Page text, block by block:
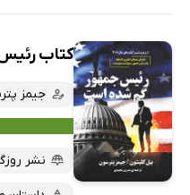
کتاب
جیمز
نشر